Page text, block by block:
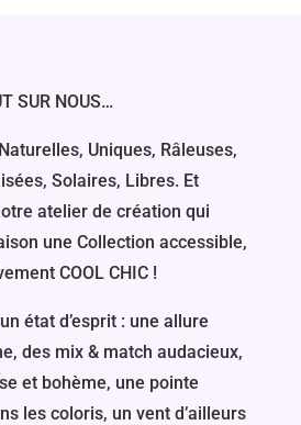
SUR NOUS…
Uniques, Râleuses,
Solaires, Libres. Et
atelier de création qui
une Collection accessible,
COOL CHIC !
état d’esprit : une allure
des mix & match audacieux,
et bohème, une pointe
les coloris, un vent d’ailleurs